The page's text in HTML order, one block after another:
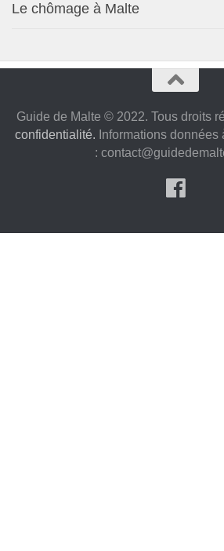
Le chômage à Malte
Guide de Malte © 2022. Tous droits
confidentialité. Informations données
: